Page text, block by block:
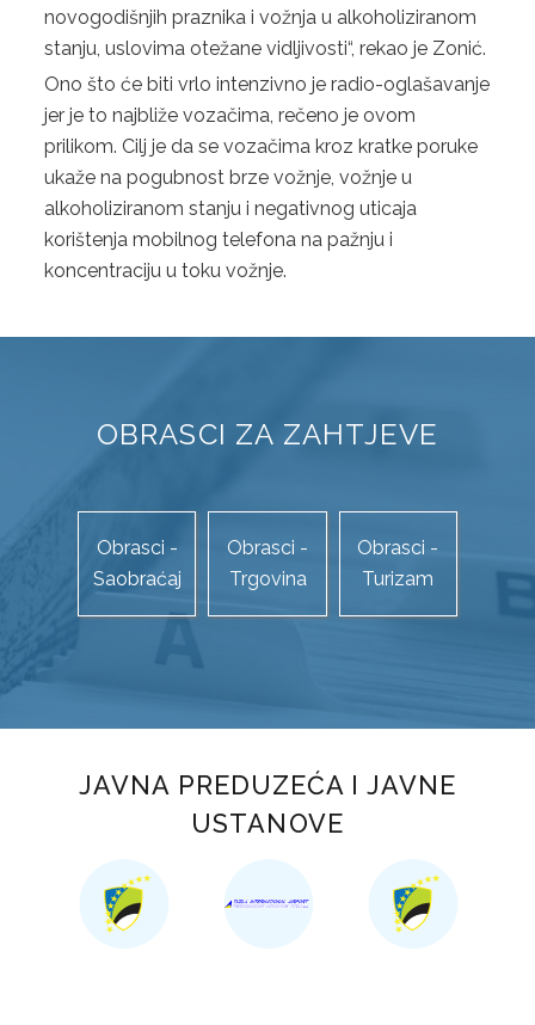
novogodišnjih praznika i vožnja u alkoholiziranom
stanju, uslovima otežane vidljivosti“, rekao je Zonić.
Ono što će biti vrlo intenzivno je radio-oglašavanje
jer je to najbliže vozačima, rečeno je ovom
prilikom. Cilj je da se vozačima kroz kratke poruke
ukaže na pogubnost brze vožnje, vožnje u
alkoholiziranom stanju i negativnog uticaja
korištenja mobilnog telefona na pažnju i
koncentraciju u toku vožnje.
OBRASCI ZA ZAHTJEVE
Obrasci -
Saobraćaj
Obrasci -
Trgovina
Obrasci -
Turizam
JAVNA PREDUZEĆA I JAVNE
USTANOVE
TURIZAM
UGOSTITELJSTVO
PRAVILNICI
SAOBRAĆAJ
TRGOVINA
RJEŠENJA
SAOBRAĆAJ
TRGOVINA
TURIZAM